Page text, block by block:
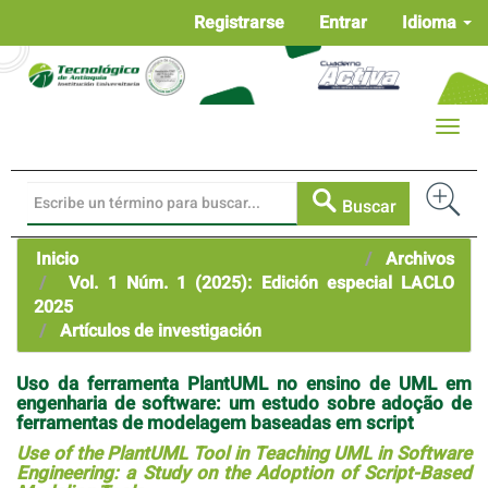
Contenido
principal
Idioma
Registrarse Entrar
Buscar
Toggle
Inicio
Archivos
Vol. 1 Núm. 1 (2025): Edición especial LACLO
2025
Artículos de investigación
Uso da ferramenta PlantUML no ensino de UML em
engenharia de software: um estudo sobre adoção de
ferramentas de modelagem baseadas em script
Use of the PlantUML Tool in Teaching UML in Software
Engineering: a Study on the Adoption of Script-Based